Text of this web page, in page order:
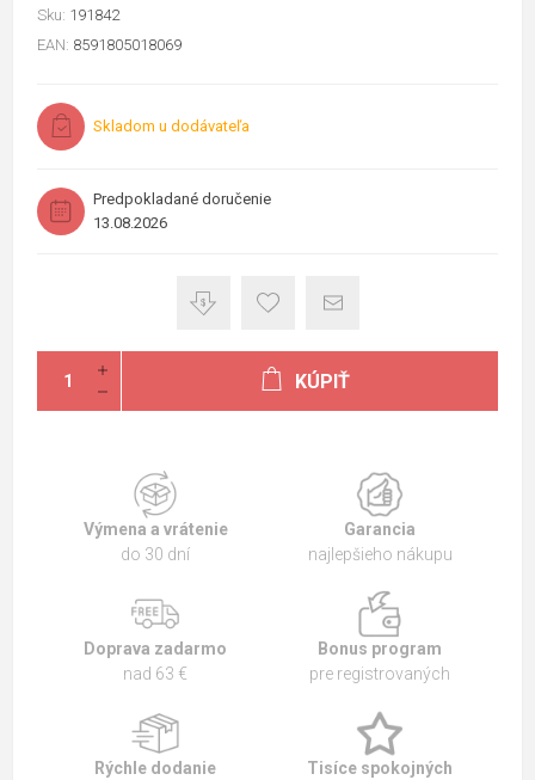
Sku: 191842
EAN: 8591805018069
Skladom u dodávateľa
Predpokladané doručenie
13.08.2026
KÚPIŤ
Výmena a vrátenie
do 30 dní
Garancia
najlepšieho nákupu
Doprava zadarmo
nad 63 €
Bonus program
pre registrovaných
Rýchle dodanie
Tisíce spokojných